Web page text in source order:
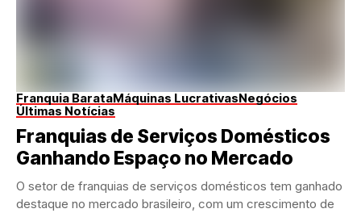
Franquia BarataMáquinas LucrativasNegócios
Últimas Notícias
Franquias de Serviços Domésticos
Ganhando Espaço no Mercado
O setor de franquias de serviços domésticos tem ganhado
destaque no mercado brasileiro, com um crescimento de